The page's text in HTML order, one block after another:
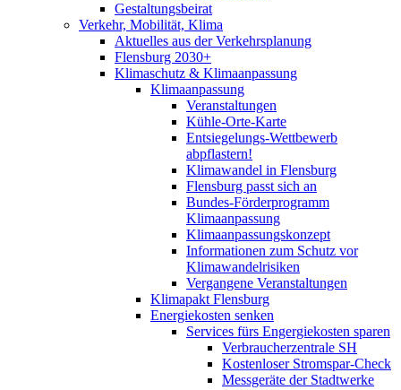
Gestaltungsbeirat
Verkehr, Mobilität, Klima
Aktuelles aus der Verkehrsplanung
Flensburg 2030+
Klimaschutz & Klimaanpassung
Klimaanpassung
Veranstaltungen
Kühle-Orte-Karte
Entsiegelungs-Wettbewerb
abpflastern!
Klimawandel in Flensburg
Flensburg passt sich an
Bundes-Förderprogramm
Klimaanpassung
Klimaanpassungskonzept
Informationen zum Schutz vor
Klimawandelrisiken
Vergangene Veranstaltungen
Klimapakt Flensburg
Energiekosten senken
Services fürs Engergiekosten sparen
Verbraucherzentrale SH
Kostenloser Stromspar-Check
Messgeräte der Stadtwerke